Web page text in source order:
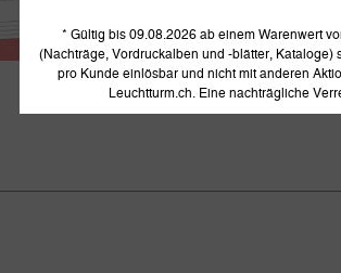
* Gültig bis 09.08.2026 ab einem Warenwert
(Nachträge, Vordruckalben und -blätter, Kataloge)
pro Kunde einlösbar und nicht mit anderen
Leuchtturm.ch. Eine nachträgliche